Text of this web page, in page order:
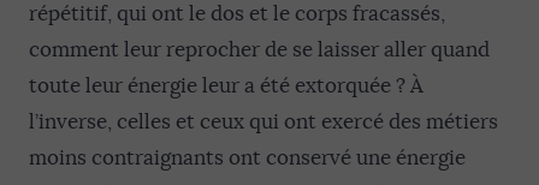
répétitif, qui ont le dos et le corps fracassés,
comment leur reprocher de se laisser aller quand
toute leur énergie leur a été extorquée ? À
l’inverse, celles et ceux qui ont exercé des métiers
moins contraignants ont conservé une énergie